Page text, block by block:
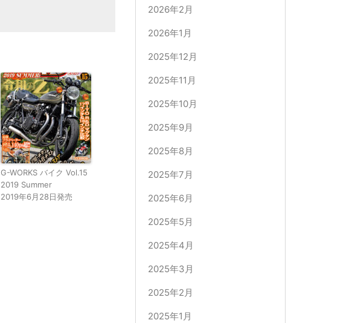
G-WORKS バイク Vol.15
2019 Summer
2019年6月28日発売
2026年2月
2026年1月
2025年12月
2025年11月
2025年10月
2025年9月
2025年8月
2025年7月
2025年6月
2025年5月
2025年4月
2025年3月
2025年2月
2025年1月